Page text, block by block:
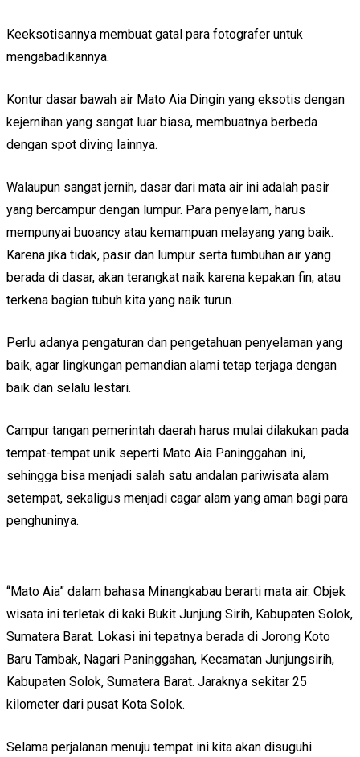
Keeksotisannya membuat gatal para fotografer untuk
mengabadikannya.
Kontur dasar bawah air Mato Aia Dingin yang eksotis dengan
kejernihan yang sangat luar biasa, membuatnya berbeda
dengan spot diving lainnya.
Walaupun sangat jernih, dasar dari mata air ini adalah pasir
yang bercampur dengan lumpur. Para penyelam, harus
mempunyai buoancy atau kemampuan melayang yang baik.
Karena jika tidak, pasir dan lumpur serta tumbuhan air yang
berada di dasar, akan terangkat naik karena kepakan fin, atau
terkena bagian tubuh kita yang naik turun.
Perlu adanya pengaturan dan pengetahuan penyelaman yang
baik, agar lingkungan pemandian alami tetap terjaga dengan
baik dan selalu lestari.
Campur tangan pemerintah daerah harus mulai dilakukan pada
tempat-tempat unik seperti Mato Aia Paninggahan ini,
sehingga bisa menjadi salah satu andalan pariwisata alam
setempat, sekaligus menjadi cagar alam yang aman bagi para
penghuninya.
“Mato Aia” dalam bahasa Minangkabau berarti mata air. Objek
wisata ini terletak di kaki Bukit Junjung Sirih, Kabupaten Solok,
Sumatera Barat. Lokasi ini tepatnya berada di Jorong Koto
Baru Tambak, Nagari Paninggahan, Kecamatan Junjungsirih,
Kabupaten Solok, Sumatera Barat. Jaraknya sekitar 25
kilometer dari pusat Kota Solok.
Selama perjalanan menuju tempat ini kita akan disuguhi